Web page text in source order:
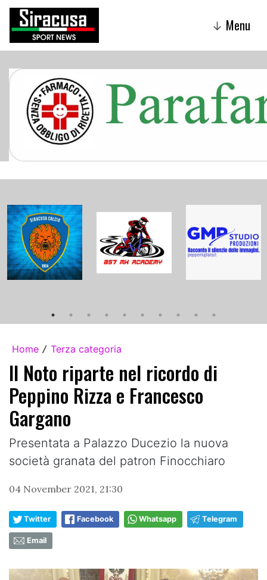
↓ Menu
Home / Terza categoria
Il Noto riparte nel ricordo di
Peppino Rizza e Francesco
Gargano
Presentata a Palazzo Ducezio la nuova
società granata del patron Finocchiaro
04 November 2021, 21:30
Twitter Facebook Whatsapp Telegram
Email